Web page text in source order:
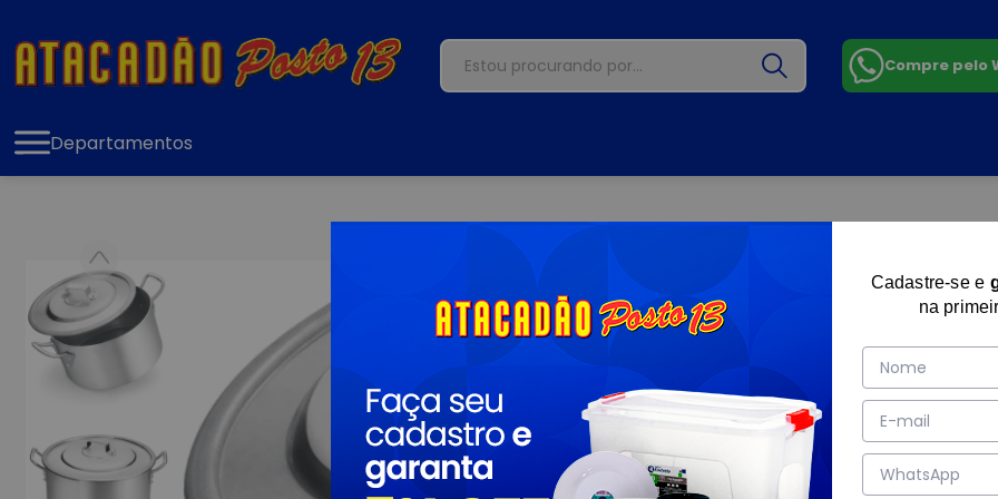
Compre pelo
Departamentos
Cadastre-se e
na